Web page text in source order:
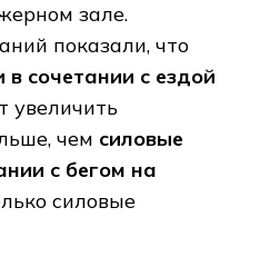
зале.
показали, что
в сочетании с ездой
увеличить
чем силовые
с бегом на
силовые